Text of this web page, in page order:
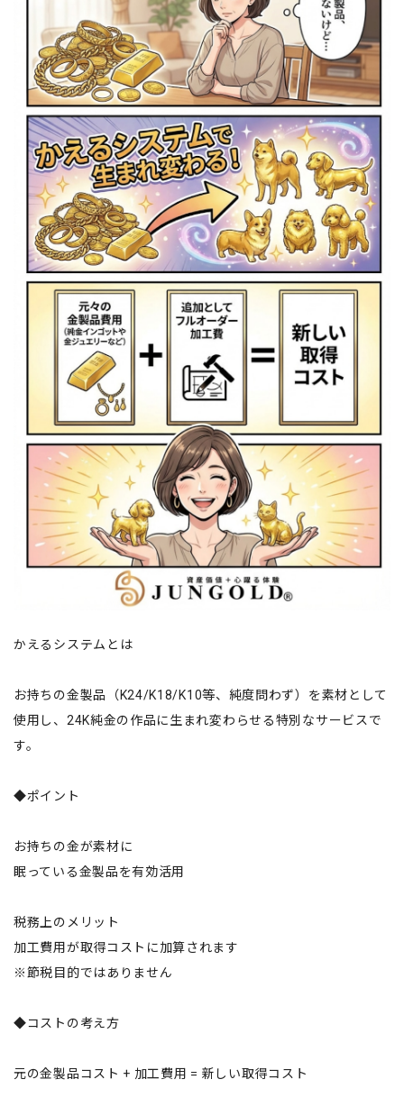
かえるシステムとは
お持ちの金製品（K24/K18/K10等、純度問わず）を素材として
使用し、24K純金の作品に生まれ変わらせる特別なサービスで
す。
◆ポイント
お持ちの金が素材に
眠っている金製品を有効活用
税務上のメリット
加工費用が取得コストに加算されます
※節税目的ではありません
◆コストの考え方
元の金製品コスト + 加工費用 = 新しい取得コスト